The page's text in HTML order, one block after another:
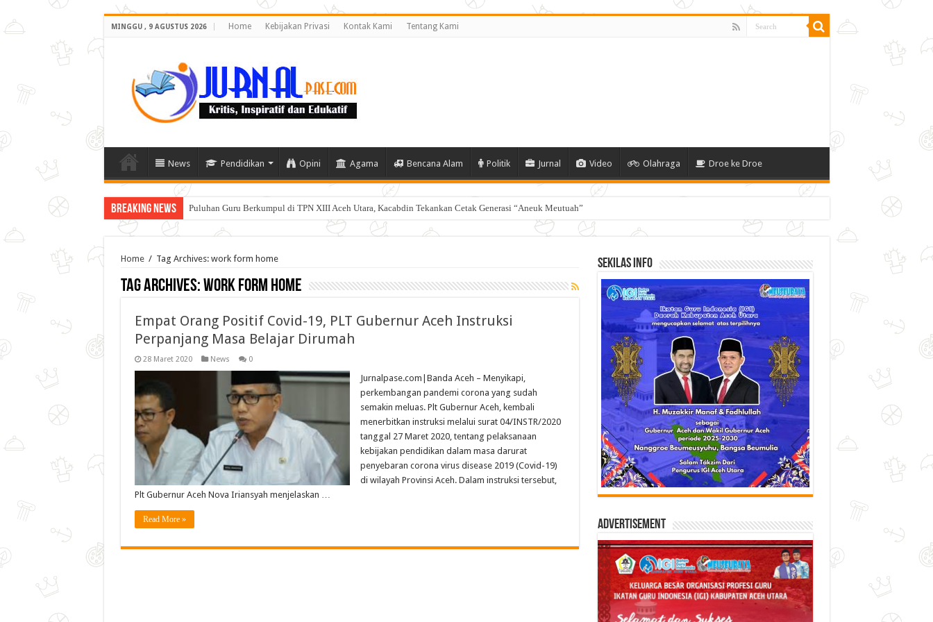
MINGGU , 9 AGUSTUS 2026 Home Kebijakan Privasi Kontak Kami Tentang Kami
News Pendidikan Opini Agama Bencana Alam Politik Jurnal Video Olahraga Droe ke Droe
Breaking News Puluhan Guru Berkumpul di TPN XIII Aceh Utara, Kacabdin Tekankan Cetak Generasi “Aneuk Meutuah”
Home / Tag Archives: work form home
Tag Archives:work form home
Empat Orang Positif Covid-19, PLT Gubernur Aceh Instruksi
Perpanjang Masa Belajar Dirumah
28 Maret 2020 News 0
Jurnalpase.com|Banda Aceh – Menyikapi,
perkembangan pandemi corona yang sudah
semakin meluas. Plt Gubernur Aceh, kembali
menerbitkan instruksi melalui surat 04/INSTR/2020
tanggal 27 Maret 2020, tentang pelaksanaan
kebijakan pendidikan dalam masa darurat
penyebaran corona virus disease 2019 (Covid-19)
di wilayah Provinsi Aceh. Dalam instruksi tersebut,
Plt Gubernur Aceh Nova Iriansyah menjelaskan …
Read More »
Sekilas Info
Advertisement